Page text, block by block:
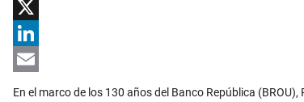
Facebook
X
LinkedIn
Email
En el marco de los 130 años del Banco República